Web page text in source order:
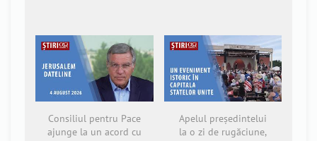
Consiliul pentru Pace
ajunge la un acord cu
Apelul președintelui
la o zi de rugăciune,